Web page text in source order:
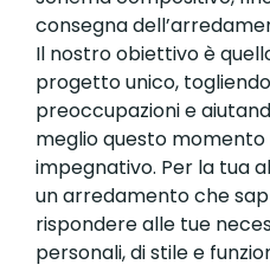
consegna
Il nostro obiettivo è
progetto unico,
preoccupazioni e
meglio questo
impegnativo. Per la tua
un arredamento che
rispondere alle tue
personali, di stile e